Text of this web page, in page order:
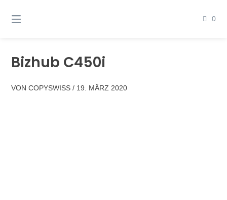
zum
0
Bizhub C450i
VONCOPYSWISS / 19. MÄRZ 2020